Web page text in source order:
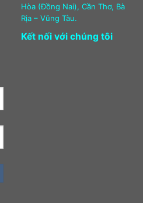
Hòa (Đồng Nai), Cần Thơ, Bà
Rịa – Vũng Tàu.
Kết nối với chúng tôi